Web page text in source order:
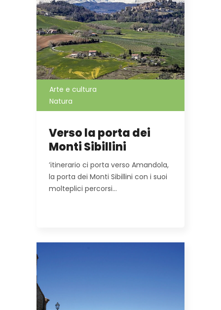
Arte e cultura
Natura
Verso la porta dei
Monti Sibillini
’itinerario ci porta verso Amandola,
la porta dei Monti Sibillini con i suoi
molteplici percorsi…